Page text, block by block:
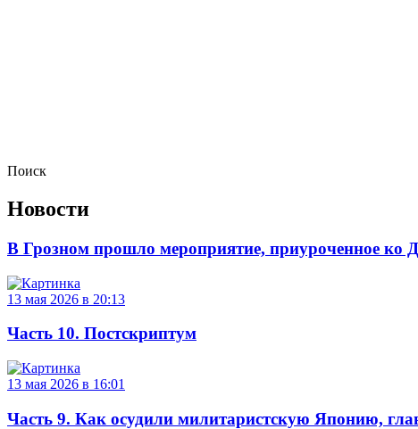
Поиск
Новости
В Грозном прошло мероприятие, приуроченное
13 мая 2026 в 20:13
Часть 10. Постскриптум
13 мая 2026 в 16:01
Часть 9. Как осудили милитаристскую Японию,